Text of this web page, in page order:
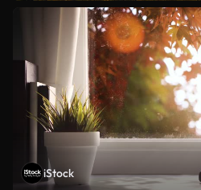
iStock